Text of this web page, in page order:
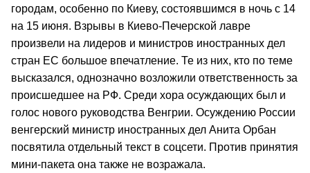
городам, особенно по Киеву, состоявшимся в ночь с 14
на 15 июня. Взрывы в Киево-Печерской лавре
произвели на лидеров и министров иностранных дел
стран ЕС большое впечатление. Те из них, кто по теме
высказался, однозначно возложили ответственность за
происшедшее на РФ. Среди хора осуждающих был и
голос нового руководства Венгрии. Осуждению России
венгерский министр иностранных дел Анита Орбан
посвятила отдельный текст в соцсети. Против принятия
мини-пакета она также не возражала.